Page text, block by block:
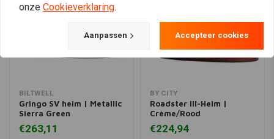
Let op: "SV" betekent niet "zonneklep".
BILTWELL
Gringo SV helm | Metallic
Sierra Green
€263,11
BY CITY
Roadster III-Helm |
Crème/Rood
€224,94
onze Cookieverklaring.
Aanpassen Accepteer cookies